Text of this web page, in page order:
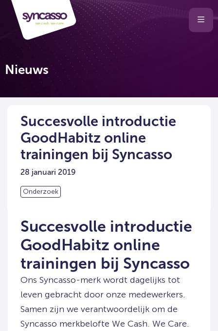
Selecteer
Nieuws
Succesvolle introductie
GoodHabitz online
trainingen bij Syncasso
28 januari 2019
Onderzoek
Succesvolle introductie
GoodHabitz online
trainingen bij Syncasso
Ons Syncasso-merk wordt dagelijks tot
leven gebracht door onze medewerkers.
Samen zijn we verantwoordelijk om de
Syncasso merkbelofte We Cash. We Care.